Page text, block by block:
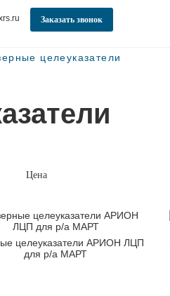
Заказать звонок
целеуказатели
Цена
целеуказатели АРИОН ЛЦП
для р/а МАРТ